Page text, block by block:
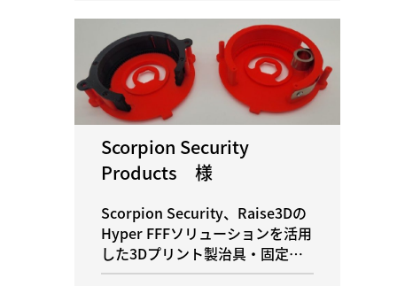
Scorpion Security
Products 様
Scorpion Security、Raise3Dの
Hyper FFFソリューションを活用
した3Dプリント製治具・固定具
により、組立効率を向上